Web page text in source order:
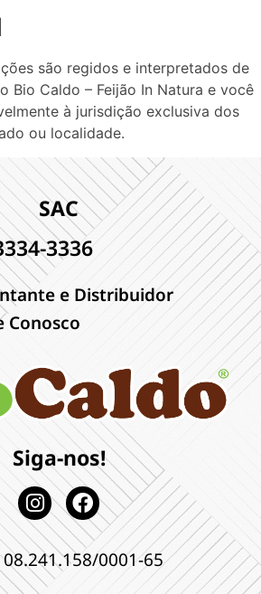
são regidos e interpretados de
Bio Caldo – Feijão In Natura e você
à jurisdição exclusiva dos
ou localidade.
SAC
3336
e Distribuidor
Conosco
Siga-nos!
08.241.158/0001-65